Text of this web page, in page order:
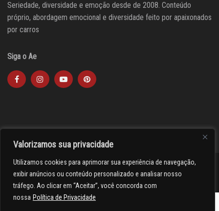
Valorizamos sua privacidade
Utilizamos cookies para aprimorar sua experiência de navegação,
exibir anúncios ou conteúdo personalizado e analisar nosso
tráfego. Ao clicar em “Aceitar”, você concorda com
nossa Política de Privacidade
Seriedade, diversidade e emoção desde de 2008. Conteúdo
próprio, abordagem emocional e diversidade feito por apaixonados
por carros
Siga o Ae
><(((º> 17